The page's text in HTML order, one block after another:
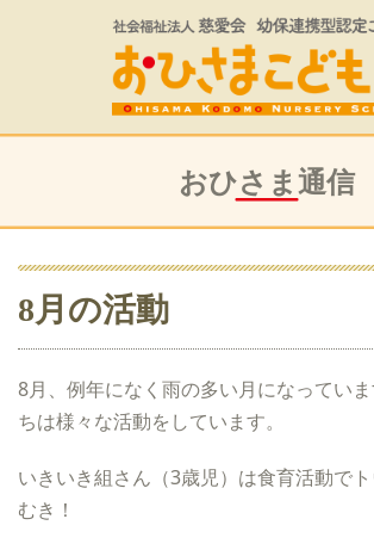
おひさま通信
8月の活動
8月、例年になく雨の多い月になってい
ちは様々な活動をしています。
いきいき組さん（3歳児）は食育活動で
むき！